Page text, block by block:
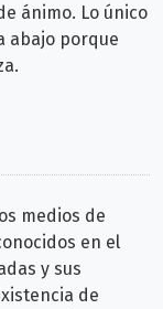
ánimo. Lo único
abajo porque
medios de
en el
y sus
de